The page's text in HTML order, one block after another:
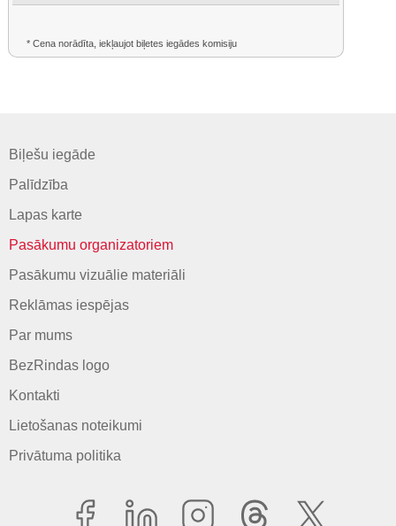
* Cena norādīta, iekļaujot biļetes iegādes komisiju
Biļešu iegāde
Palīdzība
Lapas karte
Pasākumu organizatoriem
Pasākumu vizuālie materiāli
Reklāmas iespējas
Par mums
BezRindas logo
Kontakti
Lietošanas noteikumi
Privātuma politika